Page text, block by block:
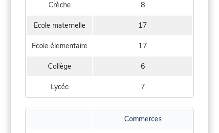
Crèche 8
Ecole maternelle 17
Ecole élementaire 17
Collège 6
Lycée 7
Commerces